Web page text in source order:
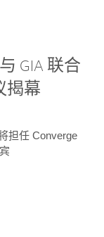
GIA 联合
揭幕
担任 Converge